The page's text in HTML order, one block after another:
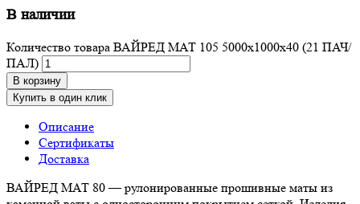
В наличии
Количество товара ВАЙРЕД МАТ 105 5000х1000х40 (21 ПАЧ/
ПАЛ)
В корзину
Купить в один клик
Описание
Сертификаты
Доставка
ВАЙРЕД МАТ 80 — рулонированные прошивные маты из